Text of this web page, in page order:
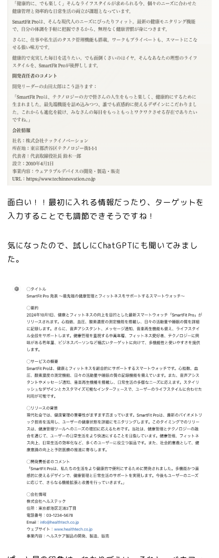
面白い！！最初に入れる情報だったり、ターゲットを
入力することでも調節できそうですね！
気になったので、試しにChatGPTにも聞いてみまし
た。